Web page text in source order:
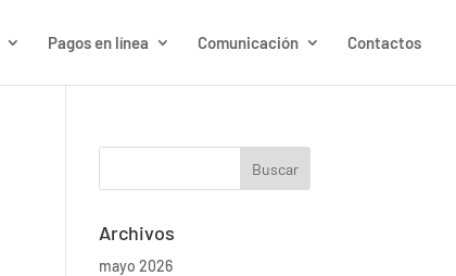
Pagos en línea Comunicación Contactos
Archivos
mayo 2026